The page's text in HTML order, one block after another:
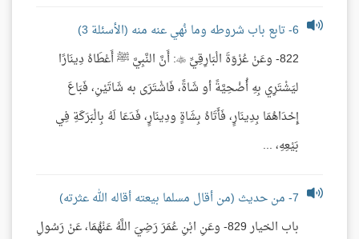
6- تابع باب شروطه وما نُهي عنه منه (الأسئلة 3)
822- وعَنْ عُرْوَةَ الْبَارِقِيِّ : أَنَّ النَّبِيَّ ﷺ أَعْطَاهُ دِينَارًا
ليَشْتَرِي بِهِ أُضْحِيَّةً أو شَاةً، فَاشْتَرَى به شَاتَيْنِ، فَبَاعَ
إِحْدَاهُمَا بِدِينَارٍ، فَأَتَاهُ بِشَاةٍ ودِينَارٍ، فَدَعَا لَهُ بِالْبَرَكَةِ فِي
بَيْعِهِ، ...
7- من حديث (من أقال مسلما بيعته أقاله الله عثرته)
باب الخيار 829- وعَنِ ابْنِ عُمَرَ رَضِيَ اللَّهُ عَنْهُمَا، عَنْ رَسُولِ